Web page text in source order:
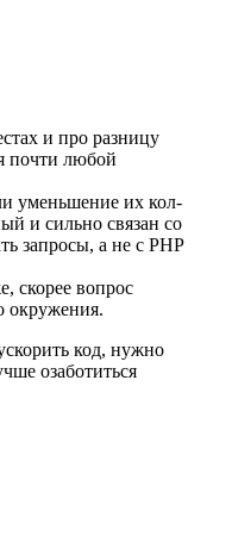
и про разницу
почти любой
уменьшение их кол-
и сильно связан со
запросы, а не с PHP
скорее вопрос
окружения.
код, нужно
озаботиться